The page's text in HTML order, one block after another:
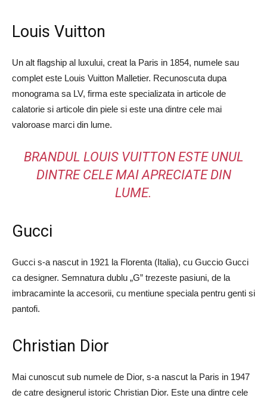
Louis Vuitton
Un alt flagship al luxului, creat la Paris in 1854, numele sau
complet este Louis Vuitton Malletier. Recunoscuta dupa
monograma sa LV, firma este specializata in articole de
calatorie si articole din piele si este una dintre cele mai
valoroase marci din lume.
BRANDUL LOUIS VUITTON ESTE UNUL
DINTRE CELE MAI APRECIATE DIN
LUME.
Gucci
Gucci s-a nascut in 1921 la Florenta (Italia), cu Guccio Gucci
ca designer. Semnatura dublu „G” trezeste pasiuni, de la
imbracaminte la accesorii, cu mentiune speciala pentru genti si
pantofi.
Christian Dior
Mai cunoscut sub numele de Dior, s-a nascut la Paris in 1947
de catre designerul istoric Christian Dior. Este una dintre cele